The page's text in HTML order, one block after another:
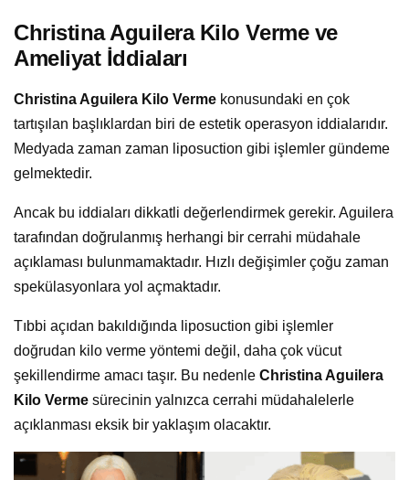
Christina Aguilera Kilo Verme ve
Ameliyat İddiaları
Christina Aguilera Kilo Verme konusundaki en çok
tartışılan başlıklardan biri de estetik operasyon iddialarıdır.
Medyada zaman zaman liposuction gibi işlemler gündeme
gelmektedir.
Ancak bu iddiaları dikkatli değerlendirmek gerekir. Aguilera
tarafından doğrulanmış herhangi bir cerrahi müdahale
açıklaması bulunmamaktadır. Hızlı değişimler çoğu zaman
spekülasyonlara yol açmaktadır.
Tıbbi açıdan bakıldığında liposuction gibi işlemler
doğrudan kilo verme yöntemi değil, daha çok vücut
şekillendirme amacı taşır. Bu nedenle Christina Aguilera
Kilo Verme sürecinin yalnızca cerrahi müdahalelerle
açıklanması eksik bir yaklaşım olacaktır.